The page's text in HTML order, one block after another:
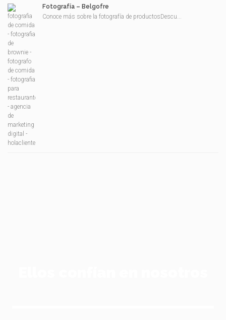
Fotografía – Belgofre
Conoce más sobre la fotografía de productosDescu...